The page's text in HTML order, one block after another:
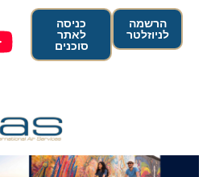
הרשמה
לניוזלטר
כניסה
לאתר
סוכנים